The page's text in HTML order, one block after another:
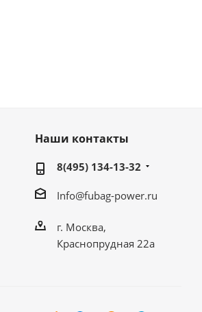
Наши контакты
8(495) 134-13-32
Info@fubag-power.ru
г. Москва,
Краснопрудная 22а